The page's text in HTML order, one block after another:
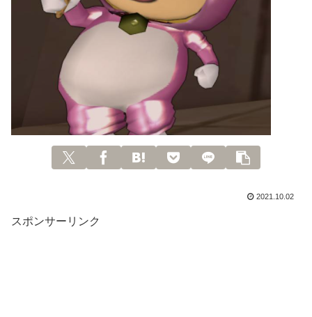
2021.10.02
スポンサーリンク